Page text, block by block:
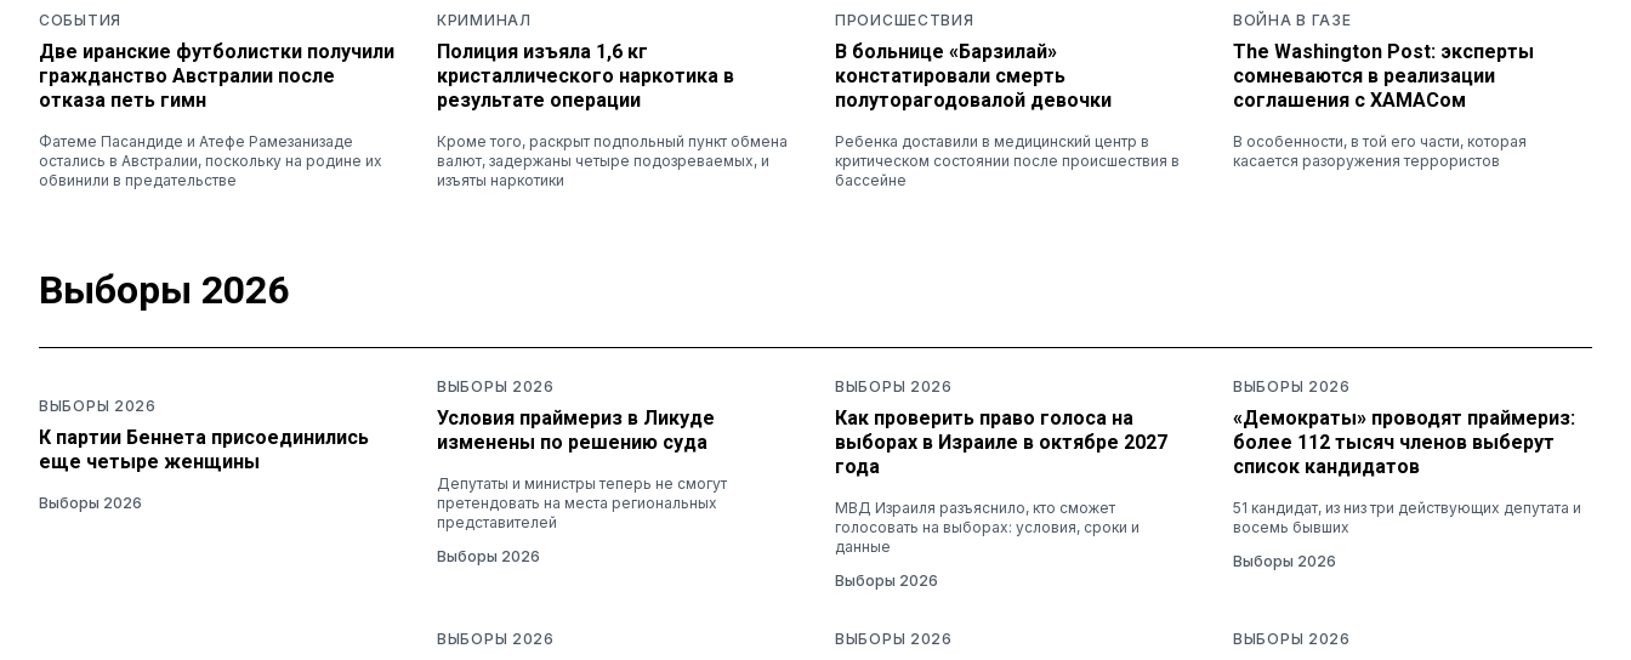
СОБЫТИЯ
Две иранские футболистки получили
гражданство Австралии после
отказа петь гимн
Фатеме Пасандиде и Атефе Рамезанизаде
остались в Австралии, поскольку на родине их
обвинили в предательстве
КРИМИНАЛ
Полиция изъяла 1,6 кг
кристаллического наркотика в
результате операции
Кроме того, раскрыт подпольный пункт обмена
валют, задержаны четыре подозреваемых, и
изъяты наркотики
ПРОИСШЕСТВИЯ
В больнице «Барзилай»
констатировали смерть
полуторагодовалой девочки
Ребенка доставили в медицинский центр в
критическом состоянии после происшествия в
бассейне
ВОЙНА В ГАЗЕ
The Washington Post: эксперты
сомневаются в реализации
соглашения с ХАМАСом
В особенности, в той его части, которая
касается разоружения террористов
Выборы 2026
ВЫБОРЫ 2026
К партии Беннета присоединились
еще четыре женщины
Выборы 2026
ВЫБОРЫ 2026
Условия праймериз в Ликуде
изменены по решению суда
Депутаты и министры теперь не смогут
претендовать на места региональных
представителей
Выборы 2026
ВЫБОРЫ 2026
Как проверить право голоса на
выборах в Израиле в октябре 2027
года
МВД Израиля разъяснило, кто сможет
голосовать на выборах: условия, сроки и
данные
Выборы 2026
ВЫБОРЫ 2026
«Демократы» проводят праймериз:
более 112 тысяч членов выберут
список кандидатов
51 кандидат, из низ три действующих депутата и
восемь бывших
Выборы 2026
ВЫБОРЫ 2026 ВЫБОРЫ 2026 ВЫБОРЫ 2026